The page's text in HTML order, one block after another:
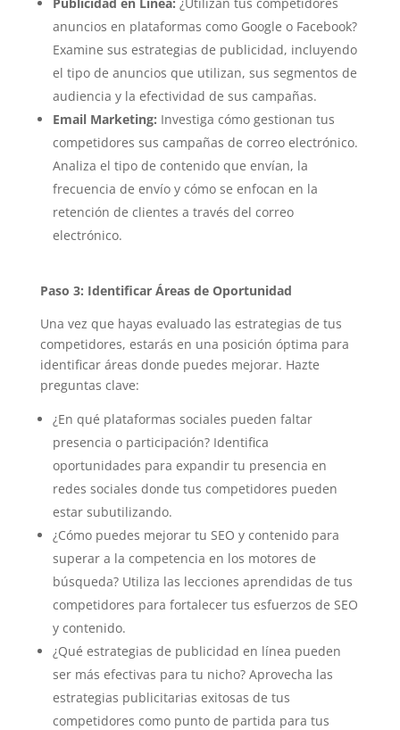
anuncios en plataformas como Google o Facebook?
Examine sus estrategias de publicidad, incluyendo
el tipo de anuncios que utilizan, sus segmentos de
audiencia y la efectividad de sus campañas.
Email Marketing: Investiga cómo gestionan tus
competidores sus campañas de correo electrónico.
Analiza el tipo de contenido que envían, la
frecuencia de envío y cómo se enfocan en la
retención de clientes a través del correo
electrónico.
Paso 3: Identificar Áreas de Oportunidad
Una vez que hayas evaluado las estrategias de tus
competidores, estarás en una posición óptima para
identificar áreas donde puedes mejorar. Hazte
preguntas clave:
¿En qué plataformas sociales pueden faltar
presencia o participación? Identifica
oportunidades para expandir tu presencia en
redes sociales donde tus competidores pueden
estar subutilizando.
¿Cómo puedes mejorar tu SEO y contenido para
superar a la competencia en los motores de
búsqueda? Utiliza las lecciones aprendidas de tus
competidores para fortalecer tus esfuerzos de SEO
y contenido.
¿Qué estrategias de publicidad en línea pueden
ser más efectivas para tu nicho? Aprovecha las
estrategias publicitarias exitosas de tus
competidores como punto de partida para tus